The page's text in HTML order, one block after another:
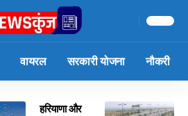
वायरल सरकारी योजना नौकरी
हरियाणा और